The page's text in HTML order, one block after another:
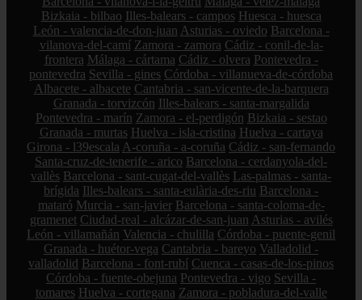
Bizkaia - bilbao Illes-balears - campos Huesca - huesca
León - valencia-de-don-juan Asturias - oviedo Barcelona -
vilanova-del-camí Zamora - zamora Cádiz - conil-de-la-
frontera Málaga - cártama Cádiz - olvera Pontevedra -
pontevedra Sevilla - gines Córdoba - villanueva-de-córdoba
Albacete - albacete Cantabria - san-vicente-de-la-barquera
Granada - torvizcón Illes-balears - santa-margalida
Pontevedra - marín Zamora - el-perdigón Bizkaia - sestao
Granada - murtas Huelva - isla-cristina Huelva - cartaya
Girona - l39escala A-coruña - a-coruña Cádiz - san-fernando
Santa-cruz-de-tenerife - arico Barcelona - cerdanyola-del-
vallès Barcelona - sant-cugat-del-vallès Las-palmas - santa-
brígida Illes-balears - santa-eulària-des-riu Barcelona -
mataró Murcia - san-javier Barcelona - santa-coloma-de-
gramenet Ciudad-real - alcázar-de-san-juan Asturias - avilés
León - villamañán Valencia - chulilla Córdoba - puente-genil
Granada - huétor-vega Cantabria - bareyo Valladolid -
valladolid Barcelona - font-rubí Cuenca - casas-de-los-pinos
Córdoba - fuente-obejuna Pontevedra - vigo Sevilla -
tomares Huelva - cortegana Zamora - pobladura-del-valle